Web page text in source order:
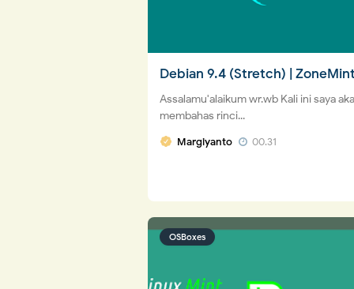
Debian 9.4 (Stretch) |
Assalamu'alaikum wr.wb Kali ini saya
membahas rinci...
Margiyanto
00.31
OSBoxes